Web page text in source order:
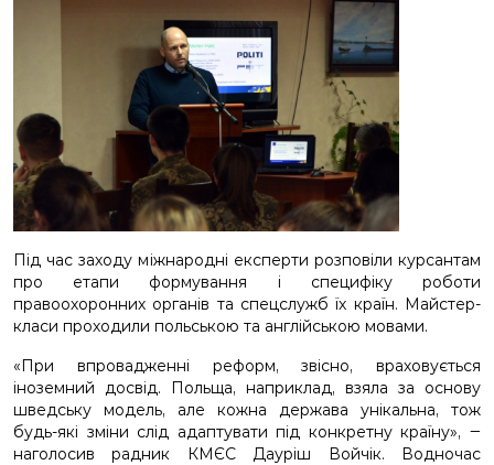
Під час заходу міжнародні експерти розповіли курсантам
про етапи формування і специфіку роботи
правоохоронних органів та спецслужб їх країн. Майстер-
класи проходили польською та англійською мовами.
«При впровадженні реформ, звісно, враховується
іноземний досвід. Польща, наприклад, взяла за основу
шведську модель, але кожна держава унікальна, тож
будь-які зміни слід адаптувати під конкретну країну», ‒
наголосив радник КМЄС Дауріш Войчік. Водночас